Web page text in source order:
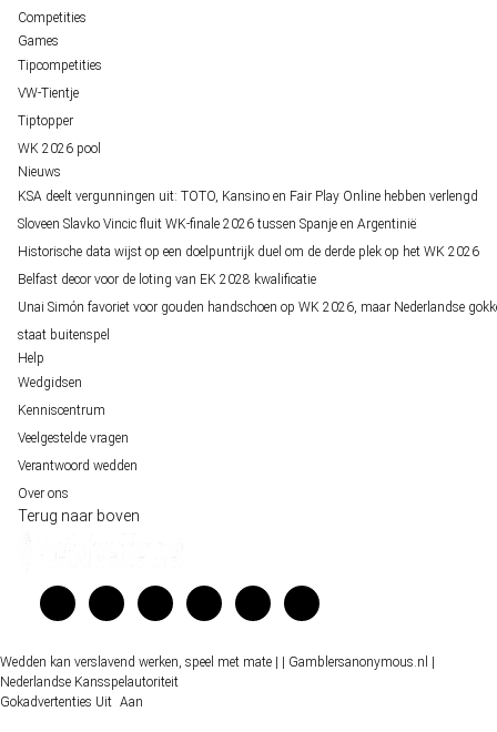
Competities
Games
Tipcompetities
VW-Tientje
Tiptopper
WK 2026 pool
Nieuws
KSA deelt vergunningen uit: TOTO, Kansino en Fair Play Online hebben verlengd
Sloveen Slavko Vincic fluit WK-finale 2026 tussen Spanje en Argentinië
Historische data wijst op een doelpuntrijk duel om de derde plek op het WK 2026
Belfast decor voor de loting van EK 2028 kwalificatie
Unai Simón favoriet voor gouden handschoen op WK 2026, maar Nederlandse
staat buitenspel
Help
Wedgidsen
Kenniscentrum
Veelgestelde vragen
Verantwoord wedden
Over ons
Terug naar boven
Wedden kan verslavend werken, speel met mate | | Gamblersanonymous.nl
Nederlandse Kansspelautoriteit
Gokadvertenties Uit Aan